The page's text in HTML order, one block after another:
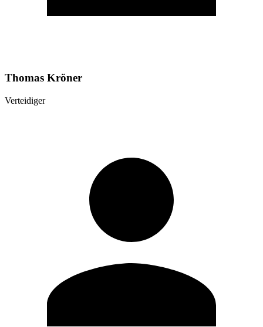
Thomas Kröner
Verteidiger